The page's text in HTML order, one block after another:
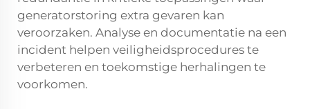
generatorstoring extra gevaren kan
veroorzaken. Analyse en documentatie na een
incident helpen veiligheidsprocedures te
verbeteren en toekomstige herhalingen te
voorkomen.